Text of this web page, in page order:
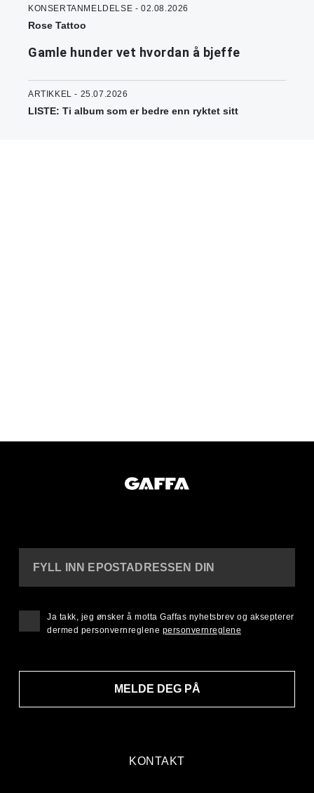
KONSERTANMELDELSE - 02.08.2026
Rose Tattoo
Gamle hunder vet hvordan å bjeffe
ARTIKKEL - 25.07.2026
LISTE: Ti album som er bedre enn ryktet sitt
KONTAKT
FYLL INN EPOSTADRESSEN DIN
MELDE DEG PÅ
Ja takk, jeg ønsker å motta Gaffas nyhetsbrev og aksepterer
dermed personvernreglene personvernreglene